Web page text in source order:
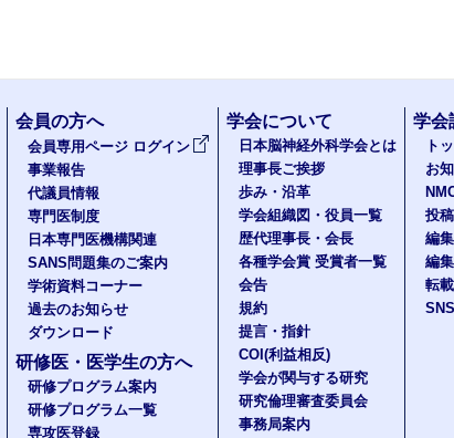
会員の方へ
会員専用ページ ログイン
事業報告
代議員情報
専門医制度
日本専門医機構関連
SANS問題集のご案内
学術資料コーナー
過去のお知らせ
ダウンロード
研修医・医学生の方へ
研修プログラム案内
研修プログラム一覧
専攻医登録
学会について
日本脳神経外科学会とは
理事長ご挨拶
歩み・沿革
学会組織図・役員一覧
歴代理事長・会長
各種学会賞 受賞者一覧
会告
規約
提言・指針
COI(利益相反)
学会が関与する研究
研究倫理審査委員会
事務局案内
学会
ト
お
投
編
編
転
SNS